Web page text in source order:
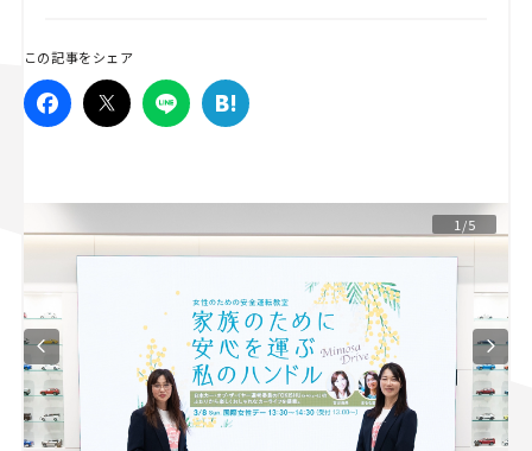
この記事をシェア
1/5
スズキ ジムニー｜Suzuki Jimny
マツダ｜Mazda
マツダ ロードスター｜Mazda Roadster